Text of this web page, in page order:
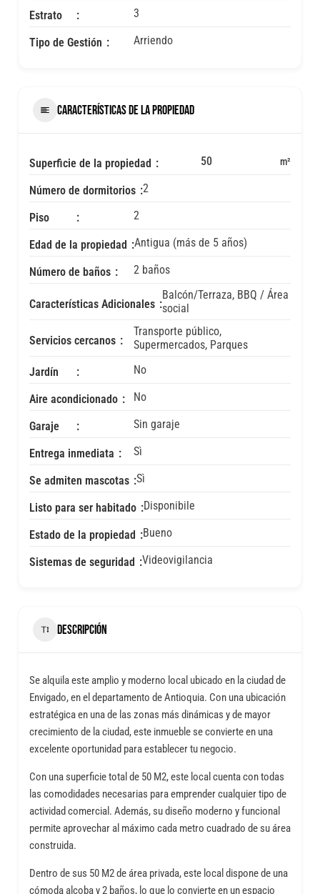
Estrato 3
Tipo de Gestión Arriendo
CARACTERÍSTICAS DE LA PROPIEDAD
Superficie de la propiedad 50 m²
Número de dormitorios 2
Piso 2
Edad de la propiedad Antigua (más de 5 años)
Número de baños 2 baños
Características Adicionales
Balcón/Terraza, BBQ / Área
social
Servicios cercanos
Transporte público,
Supermercados, Parques
Jardín
No
Aire acondicionado No
Garaje Sin garaje
Entrega inmediata Sì
Se admiten mascotas Sì
Listo para ser habitado Disponibile
Estado de la propiedad Bueno
Sistemas de seguridad Videovigilancia
DESCRIPCIÓN
Se alquila este amplio y moderno local ubicado en la ciudad de
Envigado, en el departamento de Antioquia. Con una ubicación
estratégica en una de las zonas más dinámicas y de mayor
crecimiento de la ciudad, este inmueble se convierte en una
excelente oportunidad para establecer tu negocio.
Con una superficie total de 50 M2, este local cuenta con todas
las comodidades necesarias para emprender cualquier tipo de
actividad comercial. Además, su diseño moderno y funcional
permite aprovechar al máximo cada metro cuadrado de su área
construida.
Dentro de sus 50 M2 de área privada, este local dispone de una
cómoda alcoba y 2 baños, lo que lo convierte en un espacio